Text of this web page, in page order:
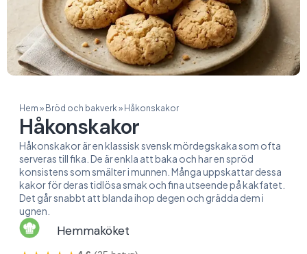
Hem » Bröd och bakverk» Håkonskakor
Håkonskakor
Håkonskakor är en klassisk svensk mördegskaka som ofta
serveras till fika. De är enkla att baka och har en spröd
konsistens som smälter i munnen. Många uppskattar dessa
kakor för deras tidlösa smak och fina utseende på kakfatet.
Det går snabbt att blanda ihop degen och grädda dem i
ugnen.
Hemmaköket